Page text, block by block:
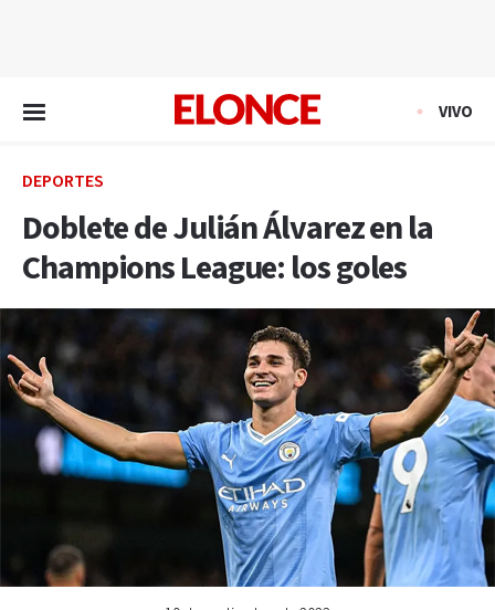
VIVO
DEPORTES
Doblete de Julián Álvarez en la
Champions League: los goles